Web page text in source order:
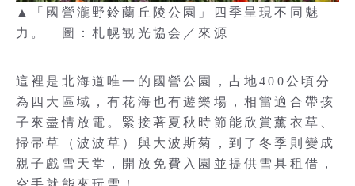
▲「國營瀧野鈴蘭丘陵公園」四季呈現不同魅
力。 圖：札幌観光協会／來源
這裡是北海道唯一的國營公園，占地400公頃分
為四大區域，有花海也有遊樂場，相當適合帶孩
子來盡情放電。緊接著夏秋時節能欣賞薰衣草、
掃帚草（波波草）與大波斯菊，到了冬季則變成
親子戲雪天堂，開放免費入園並提供雪具租借，